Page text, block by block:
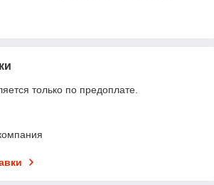
только по предоплате.